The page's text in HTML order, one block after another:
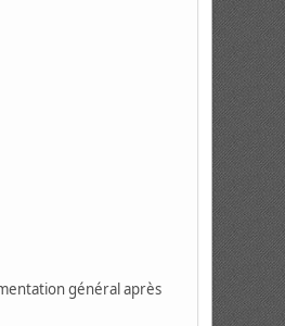
général après